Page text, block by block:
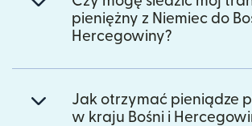
pieniężny z Niemiec do
Hercegowiny?
Jak otrzymać pieniądze
w kraju Bośni i